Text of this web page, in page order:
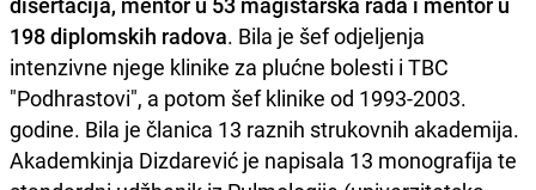
198 diplomskih radova. Bila je šef odjeljenja
intenzivne njege klinike za plućne bolesti i TBC
"Podhrastovi", a potom šef klinike od 1993-2003.
godine. Bila je članica 13 raznih strukovnih akademija.
Akademkinja Dizdarević je napisala 13 monografija te